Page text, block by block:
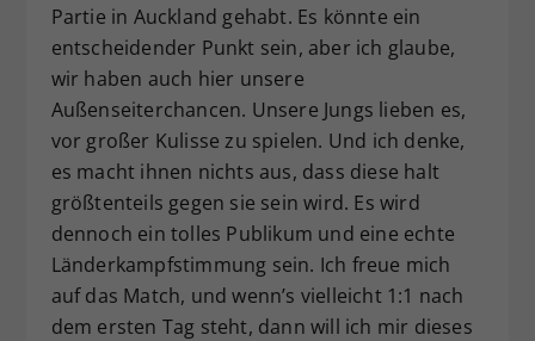
Partie in Auckland gehabt. Es könnte ein
entscheidender Punkt sein, aber ich glaube,
wir haben auch hier unsere
Außenseiterchancen. Unsere Jungs lieben es,
vor großer Kulisse zu spielen. Und ich denke,
es macht ihnen nichts aus, dass diese halt
größtenteils gegen sie sein wird. Es wird
dennoch ein tolles Publikum und eine echte
Länderkampfstimmung sein. Ich freue mich
auf das Match, und wenn’s vielleicht 1:1 nach
dem ersten Tag steht, dann will ich mir dieses